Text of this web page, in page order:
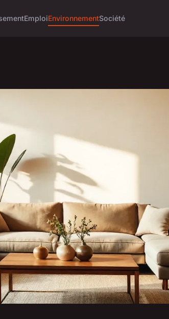
EmploiEnvironnementSociété